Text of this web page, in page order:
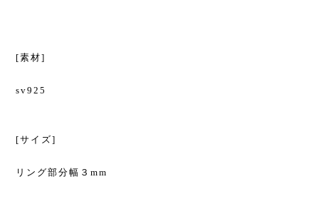
[素材]
sv925
[サイズ]
リング部分幅３mm